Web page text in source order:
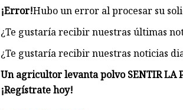
¡Error!Hubo un error al procesar su
¿Te gustaría recibir nuestras últimas
¿Te gustaría recibir nuestras noticias
Un agricultor levanta polvo SENTIR LA
¡Regístrate hoy!